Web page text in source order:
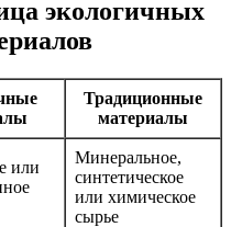
экологичных
Традиционные
материалы
или
Минеральное,
синтетическое
или химическое
сырье